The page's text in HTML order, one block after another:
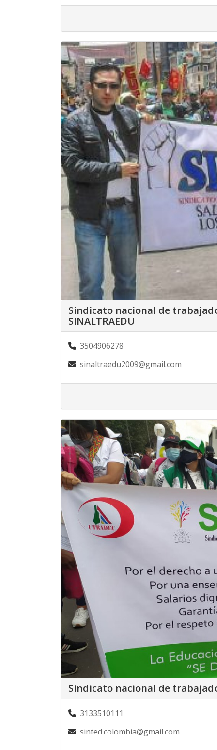
Sindicato nacional de
SINALTRAEDU
3504906278
sinaltraedu2009@gmail.com
Sindicato nacional de
3133510111
sinted.colombia@gmail.com